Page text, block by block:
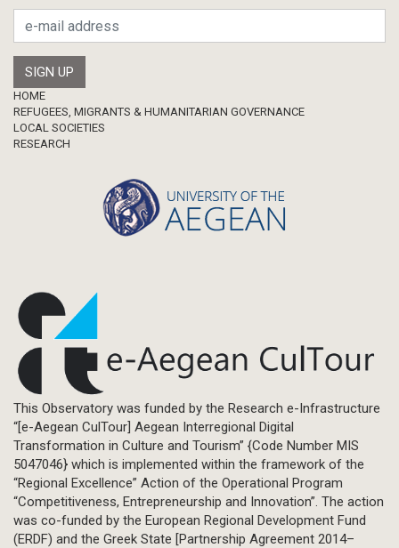
Research Publication
Master Thesis
Footer
HOME
REFUGEES, MIGRANTS & HUMANITARIAN GOVERNANCE
LOCAL SOCIETIES
RESEARCH
This Observatory was funded by the Research e-Infrastructure
“[e-Aegean CulTour] Aegean Interregional Digital
Transformation in Culture and Tourism” {Code Number MIS
5047046} which is implemented within the framework of the
“Regional Excellence” Action of the Operational Program
“Competitiveness, Entrepreneurship and Innovation”. The action
was co-funded by the European Regional Development Fund
(ERDF) and the Greek State [Partnership Agreement 2014–